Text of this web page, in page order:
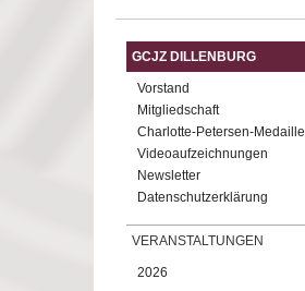
GCJZ DILLENBURG
Vorstand
Mitgliedschaft
Charlotte-Petersen-Medaille
Videoaufzeichnungen
Newsletter
Datenschutzerklärung
VERANSTALTUNGEN
2026